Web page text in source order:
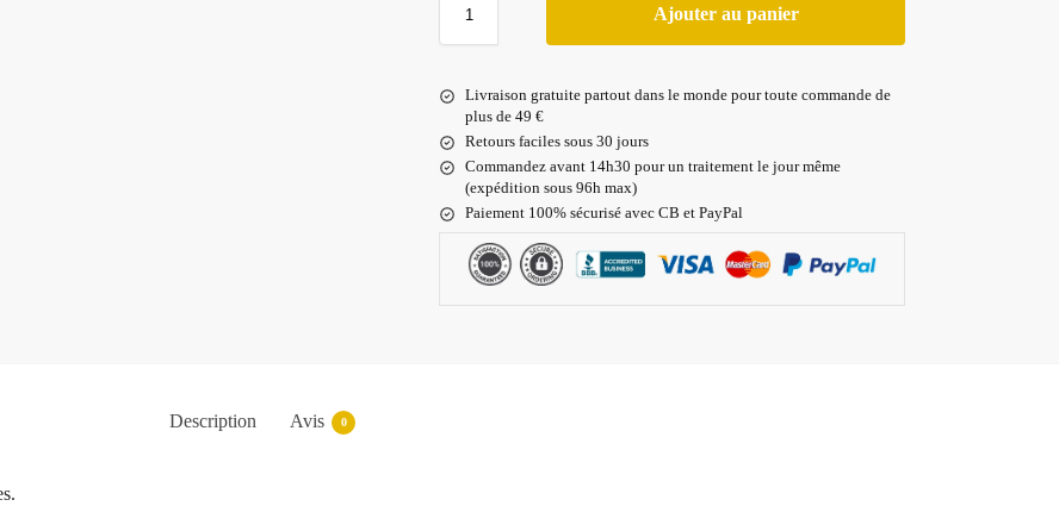
Ajouter au panier
Livraison gratuite partout dans le monde pour toute commande de
plus de 49 €
Retours faciles sous 30 jours
Commandez avant 14h30 pour un traitement le jour même
(expédition sous 96h max)
Paiement 100% sécurisé avec CB et PayPal
Description Avis 0